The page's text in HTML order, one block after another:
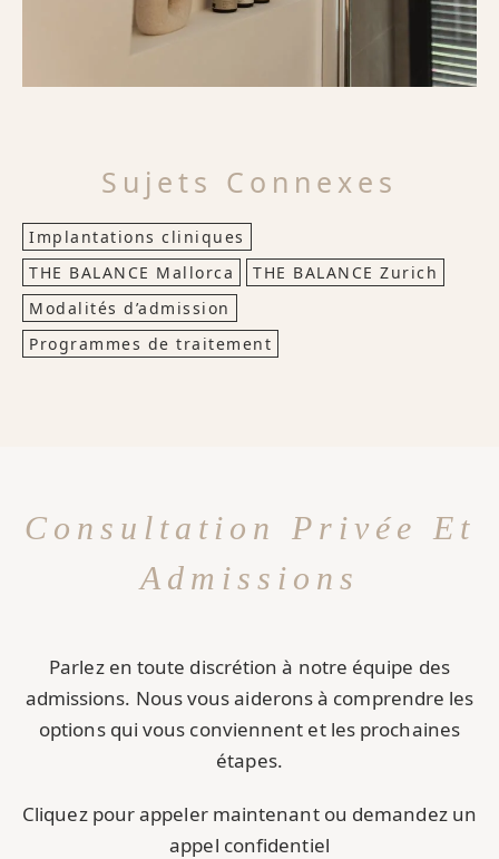
Sujets Connexes
Implantations cliniques
THE BALANCE Mallorca
THE BALANCE Zurich
Modalités d’admission
Programmes de traitement
Consultation Privée Et
Admissions
Parlez en toute discrétion à notre équipe des
admissions. Nous vous aiderons à comprendre les
options qui vous conviennent et les prochaines
étapes.
Cliquez pour appeler maintenant ou demandez un
appel confidentiel